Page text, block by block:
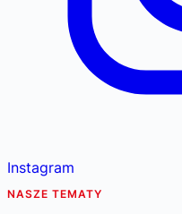
Instagram
NASZE TEMATY